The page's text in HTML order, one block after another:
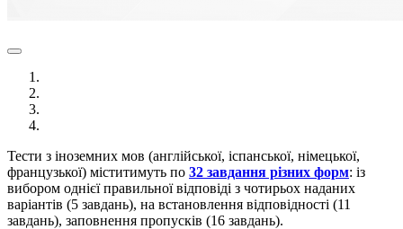
Тести з іноземних мов (англійської, іспанської, німецької,
французької) міститимуть по 32 завдання різних форм: із
вибором однієї правильної відповіді з чотирьох наданих
варіантів (5 завдань), на встановлення відповідності (11
завдань), заповнення пропусків (16 завдань).